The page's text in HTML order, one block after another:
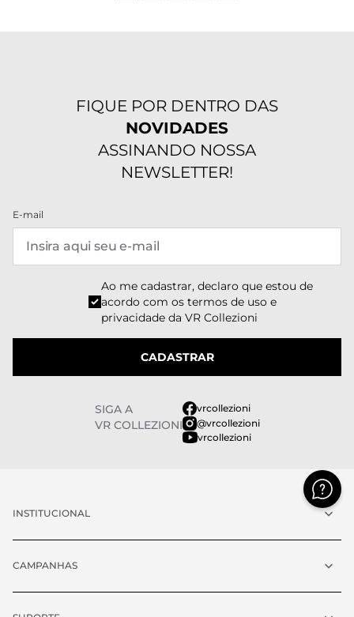
FIQUE POR DENTRO DAS
NOVIDADES
ASSINANDO NOSSA
NEWSLETTER!
E-mail
Ao me cadastrar, declaro que estou de
acordo com os termos de uso e
privacidade da VR Collezioni
CADASTRAR
SIGA A
VR COLLEZIONI
vrcollezioni
@vrcollezioni
vrcollezioni
INSTITUCIONAL
CAMPANHAS